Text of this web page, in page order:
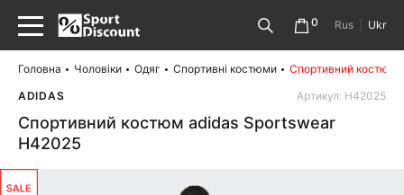
0 Rus Ukr
Головна Чоловіки Одяг Спортивні костюми
Спортивний костюм
ADIDAS
Артикул: H42025
Спортивний костюм adidas Sportswear
H42025